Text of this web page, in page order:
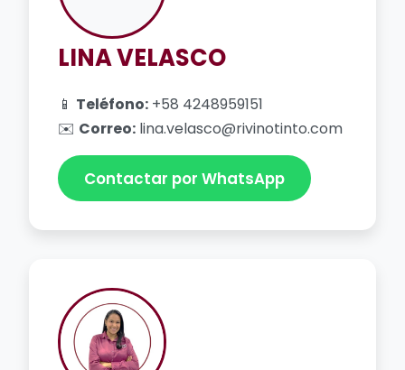
LINA VELASCO
📱 Teléfono: +58 4248959151
✉️ Correo: lina.velasco@rivinotinto.com
Contactar por WhatsApp